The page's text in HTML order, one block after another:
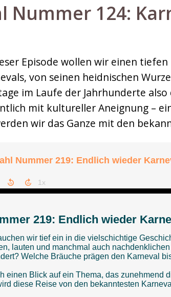
& Heute
Nummer 124:
Episode wollen wir einen
von seinen heidnischen
im Laufe der Jahrhunderte
mit kultureller Aneignung –
wir das Ganze mit den